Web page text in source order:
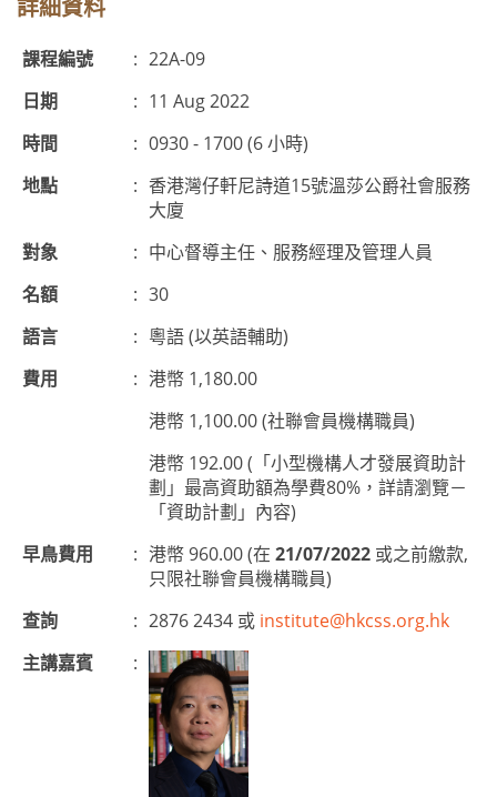
詳細資料
課程編號 : 22A-09
日期
: 11 Aug 2022
時間
: 0930 - 1700 (6 小時)
地點
: 香港灣仔軒尼詩道15號溫莎公爵社會服務
大廈
對象
: 中心督導主任、服務經理及管理人員
名額
: 30
語言
: 粵語 (以英語輔助)
費用
: 港幣 1,180.00
港幣 1,100.00 (社聯會員機構職員)
港幣 192.00 (「小型機構人才發展資助計
劃」最高資助額為學費80%，詳請瀏覽－
「資助計劃」內容)
早鳥費用
: 港幣 960.00 (在 21/07/2022 或之前繳款,
只限社聯會員機構職員)
查詢
: 2876 2434 或 institute@hkcss.org.hk
主講嘉賓
: